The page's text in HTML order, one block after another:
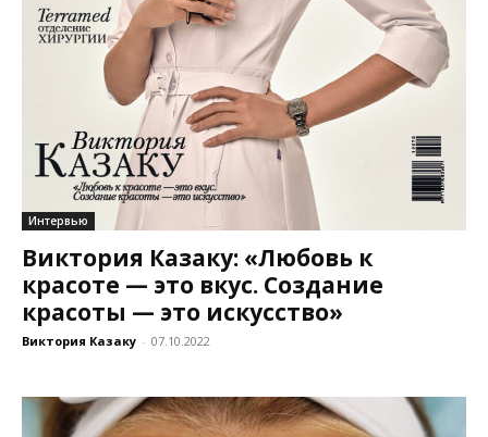
Интервью
Виктория Казаку: «Любовь к
красоте — это вкус. Создание
красоты — это искусство»
Виктория Казаку - 07.10.2022